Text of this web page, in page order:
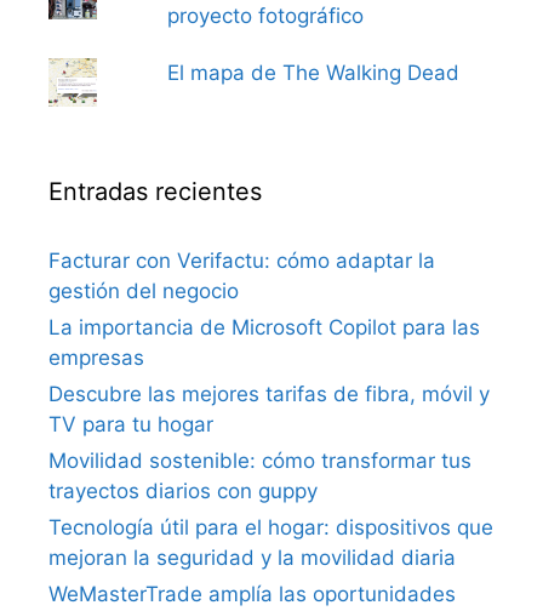
proyecto fotográfico
El mapa de The Walking Dead
Entradas recientes
Facturar con Verifactu: cómo adaptar la
gestión del negocio
La importancia de Microsoft Copilot para las
empresas
Descubre las mejores tarifas de fibra, móvil y
TV para tu hogar
Movilidad sostenible: cómo transformar tus
trayectos diarios con guppy
Tecnología útil para el hogar: dispositivos que
mejoran la seguridad y la movilidad diaria
WeMasterTrade amplía las oportunidades